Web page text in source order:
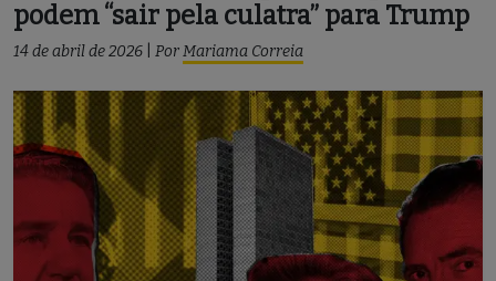
podem “sair pela culatra” para Trump
14 de abril de 2026 PorMariama Correia